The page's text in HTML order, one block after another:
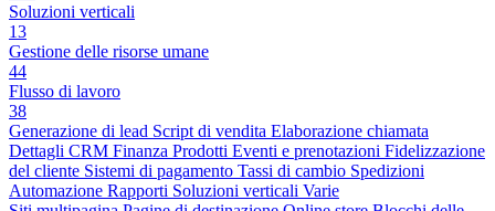
Soluzioni verticali
13
Gestione delle risorse umane
44
Flusso di lavoro
38
Generazione di lead Script di vendita Elaborazione chiamata
Dettagli CRM Finanza Prodotti Eventi e prenotazioni Fidelizzazione
del cliente Sistemi di pagamento Tassi di cambio Spedizioni
Automazione Rapporti Soluzioni verticali Varie